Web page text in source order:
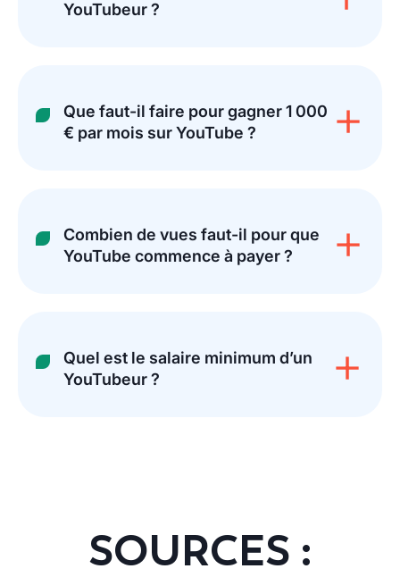
YouTubeur ?
Que faut-il faire pour gagner 1 000
€ par mois sur YouTube ?
Combien de vues faut-il pour que
YouTube commence à payer ?
Quel est le salaire minimum d’un
YouTubeur ?
SOURCES :